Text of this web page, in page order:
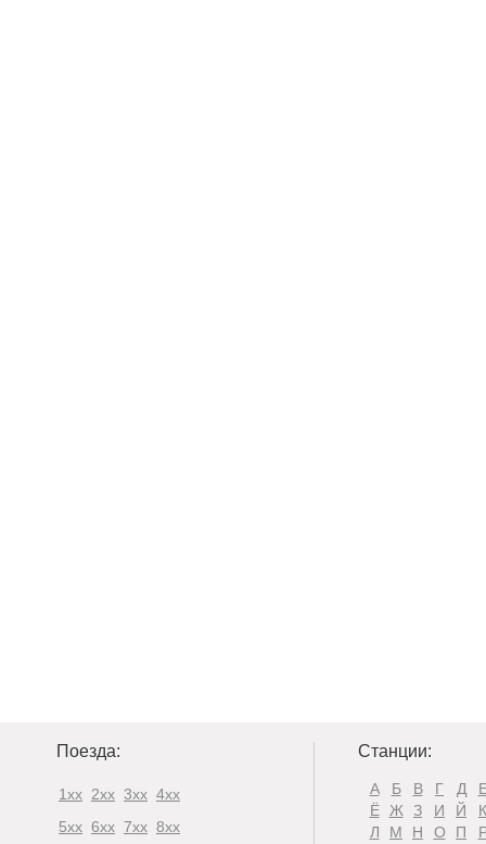
Поезда:
1xx 2xx 3xx 4xx
5xx 6xx 7xx 8xx
Станции:
А Б В Г Д
Ё
Ж З И Й
К
Л
М Н О П